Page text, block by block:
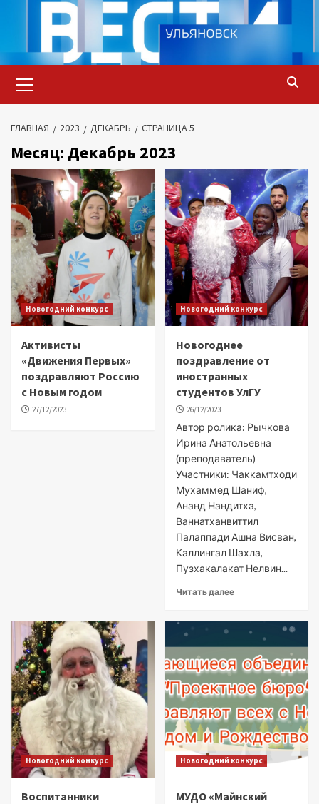
содержимому
меню
ГЛАВНАЯ 2023 ДЕКАБРЬ СТРАНИЦА 5
Месяц: Декабрь 2023
Новогодний конкурс
Активисты
«Движения Первых»
поздравляют Россию
с Новым годом
27/12/2023
Новогодний конкурс
Новогоднее
поздравление от
иностранных
студентов УлГУ
26/12/2023
Автор ролика: Рычкова
Ирина Анатольевна
(преподаватель)
Участники: Чаккамтходи
Мухаммед Шаниф,
Ананд Нандитха,
Ваннатханвиттил
Палаппади Ашна Висван,
Каллингал Шахла,
Пузхакалакат Нелвин...
Читать далее
Новогодний конкурс
Воспитанники
Новогодний конкурс
МУДО «Майнский